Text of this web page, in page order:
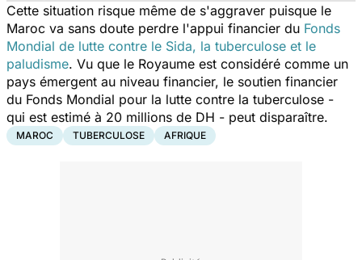
Cette situation risque même de s'aggraver puisque le
Maroc va sans doute perdre l'appui financier du Fonds
Mondial de lutte contre le Sida, la tuberculose et le
paludisme. Vu que le Royaume est considéré comme un
pays émergent au niveau financier, le soutien financier
du Fonds Mondial pour la lutte contre la tuberculose -
qui est estimé à 20 millions de DH - peut disparaître.
MAROC TUBERCULOSE AFRIQUE